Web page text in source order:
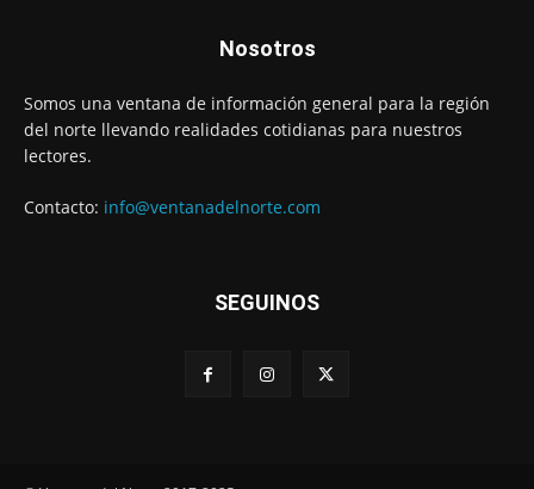
Nosotros
Somos una ventana de información general para la región
del norte llevando realidades cotidianas para nuestros
lectores.
Contacto: info@ventanadelnorte.com
SEGUINOS